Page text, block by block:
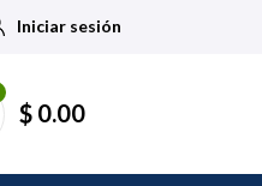
Iniciar sesión
$ 0.00